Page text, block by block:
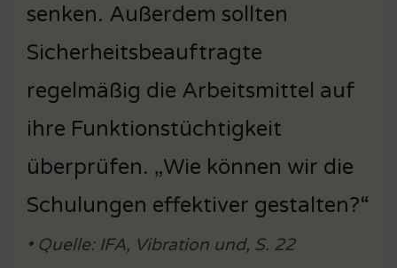
senken. Außerdem sollten
Sicherheitsbeauftragte
regelmäßig die Arbeitsmittel auf
ihre Funktionstüchtigkeit
überprüfen. „Wie können wir die
Schulungen effektiver gestalten?“
• Quelle: IFA, Vibration und, S. 22